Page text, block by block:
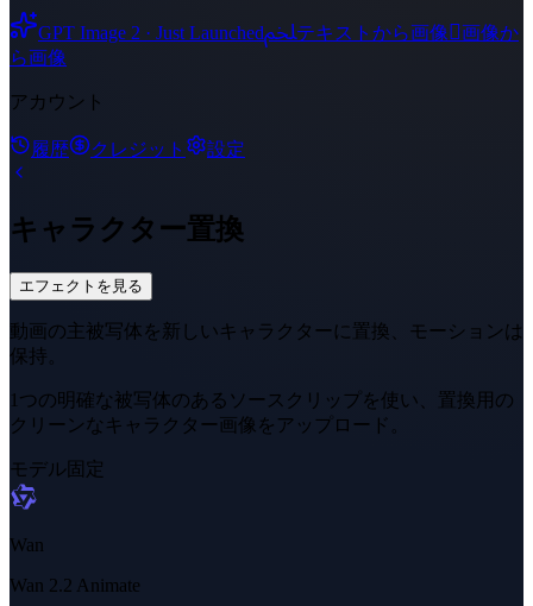
GPT Image 2 · Just Launchedﶅテキストから画像画像か
ら画像
アカウント
履歴 クレジット 設定
キャラクター置換
エフェクトを見る
動画の主被写体を新しいキャラクターに置換、モーションは
保持。
1つの明確な被写体のあるソースクリップを使い、置換用の
クリーンなキャラクター画像をアップロード。
モデル 固定
Wan
Wan 2.2 Animate